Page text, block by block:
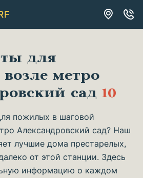
для
метро
сад 10
пожилых в шаговой
Александровский сад? Наш
лучшие дома престарелых,
от этой станции. Здесь
информацию о каждом